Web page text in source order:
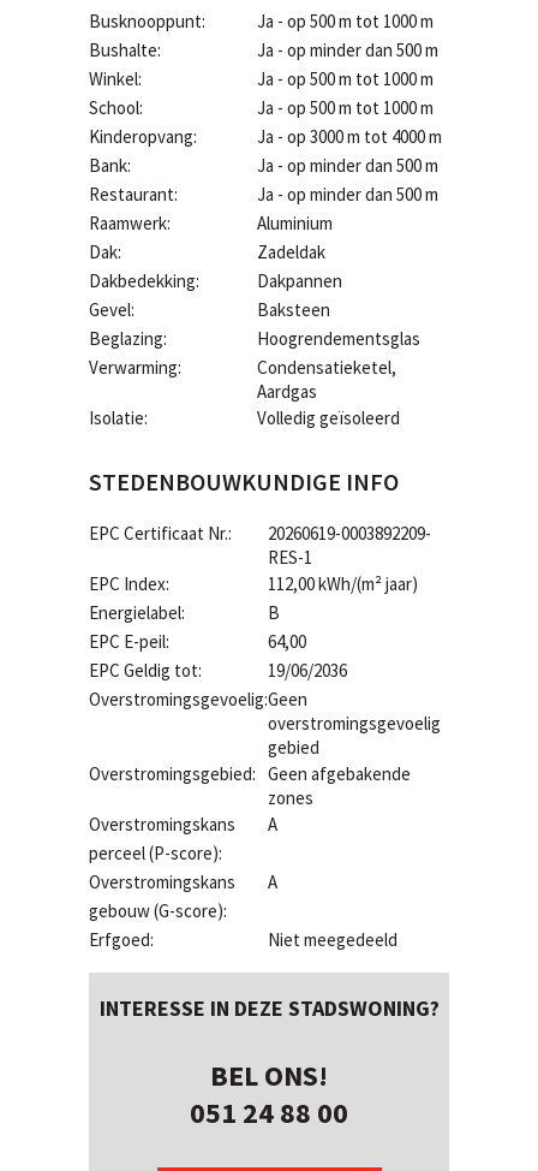
Busknooppunt:
Ja - op 500 m tot 1000 m
Bushalte:
Ja - op minder dan 500 m
Winkel:
Ja - op 500 m tot 1000 m
School:
Ja - op 500 m tot 1000 m
Kinderopvang:
Ja - op 3000 m tot 4000 m
Bank:
Ja - op minder dan 500 m
Restaurant:
Ja - op minder dan 500 m
Raamwerk:
Aluminium
Dak:
Zadeldak
Dakbedekking:
Dakpannen
Gevel:
Baksteen
Beglazing:
Hoogrendementsglas
Verwarming:
Condensatieketel,
Aardgas
Isolatie:
Volledig geïsoleerd
STEDENBOUWKUNDIGE INFO
EPC Certificaat Nr.:
20260619-0003892209-
RES-1
EPC Index:
112,00 kWh/(m² jaar)
Energielabel:
B
EPC E-peil:
64,00
EPC Geldig tot:
19/06/2036
Overstromingsgevoelig:Geen
overstromingsgevoelig
gebied
Overstromingsgebied: Geen afgebakende
zones
Overstromingskans
perceel (P-score):
A
Overstromingskans
gebouw (G-score):
A
Erfgoed: Niet meegedeeld
INTERESSE IN DEZE STADSWONING?
BEL ONS!
051 24 88 00